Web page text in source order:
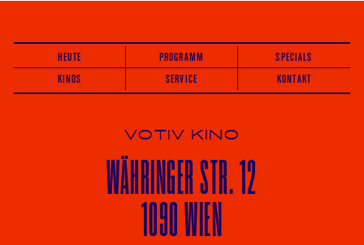
HEUTE PROGRAMM
SPECIALS
KINOS
SERVICE KONTAKT
VOTIV KINO
WÄHRINGERSTR. 12
1090 WIEN